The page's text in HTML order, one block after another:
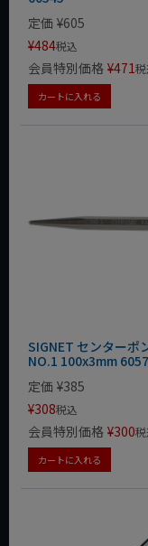
定価 ¥605
¥484税込
会員特別価格 ¥471
カートに入れる
SIGNET センターポ
NO.1 100x3mm
定価 ¥385
¥308税込
会員特別価格 ¥300
カートに入れる